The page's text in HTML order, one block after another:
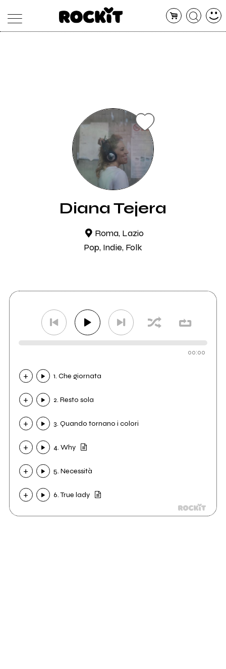
Diana Tejera
Roma, Lazio
Pop, Indie, Folk
00:00
1. Che giornata
2. Resto sola
3. Quando tornano i colori
4. Why
5. Necessità
6. True lady